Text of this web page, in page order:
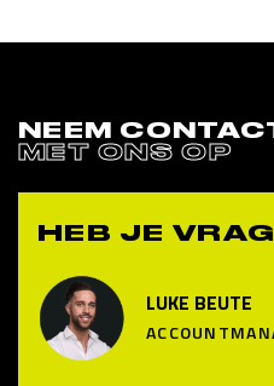
NEEM
MET ONS OP
HEB JE
LUKE BEUTE